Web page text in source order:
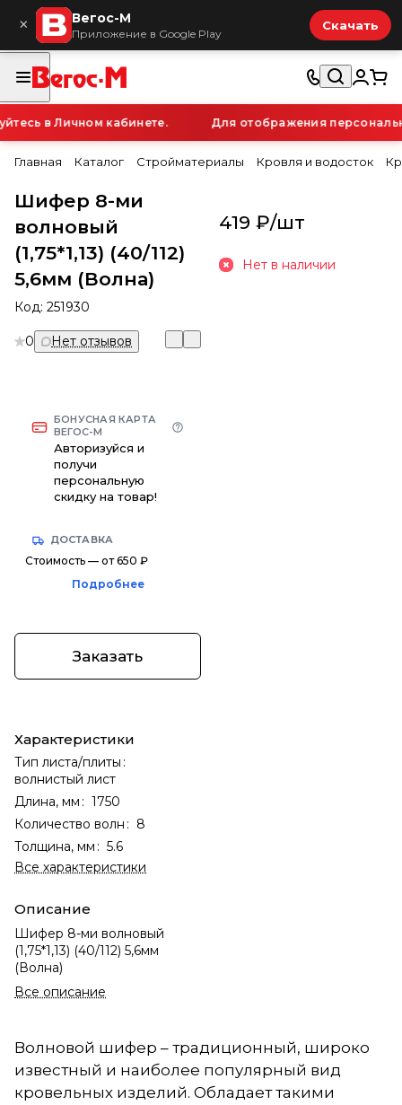
× Вегос-М
Приложение в Google Play
Скачать
в Личном кабинете. Для отображения
Главная Каталог Стройматериалы Кровля и водосток
Шифер 8-ми
волновый
(1,75*1,13) (40/112)
5,6мм (Волна)
Код: 251930
0 Нет отзывов
БОНУСНАЯ КАРТА
ВЕГОС-М
Авторизуйся и
получи
персональную
скидку на товар!
ДОСТАВКА
Стоимость — от 650 ₽
Подробнее
Заказать
Характеристики
Тип листа/плиты :
волнистый лист
Длина, мм : 1750
Количество волн : 8
Толщина, мм : 5.6
Все характеристики
Описание
Шифер 8-ми волновый
(1,75*1,13) (40/112) 5,6мм
(Волна)
Все описание
419 ₽/шт
Нет в наличии
Волновой шифер – традиционный, широко
известный и наиболее популярный вид
кровельных изделий. Обладает такими